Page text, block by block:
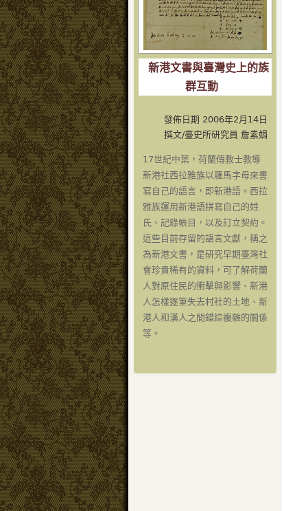
新港文書與臺灣史上的族
群互動
發佈日期 2006年2月14日
撰文/臺史所研究員 詹素娟
17世紀中葉，荷蘭傳教士教導
新港社西拉雅族以羅馬字母來書
寫自己的語言，即新港語。西拉
雅族運用新港語拼寫自己的姓
氏、記錄帳目，以及訂立契約。
這些目前存留的語言文獻，稱之
為新港文書，是研究早期臺灣社
會珍貴稀有的資料，可了解荷蘭
人對原住民的衝擊與影響、新港
人怎樣逐筆失去村社的土地、新
港人和漢人之間錯綜複雜的關係
等。